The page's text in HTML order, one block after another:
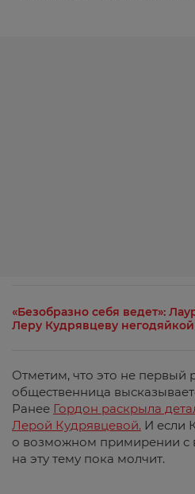
«Безобразно себя ведет»:
Леру Кудрявцеву негодяйкой
Отметим, что это не первый
общественница
Ранее Гордон раскрыла
Лерой Кудрявцевой. И если
о возможном примирении с
на эту тему пока молчит.